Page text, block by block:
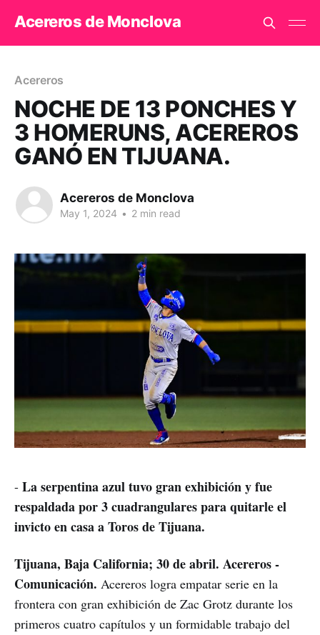
Acereros de Monclova
Acereros
NOCHE DE 13 PONCHES Y
3 HOMERUNS, ACEREROS
GANÓ EN TIJUANA.
Acereros de Monclova
May 1, 2024 • 2 min read
- La serpentina azul tuvo gran exhibición y fue
respaldada por 3 cuadrangulares para quitarle el
invicto en casa a Toros de Tijuana.
Tijuana, Baja California; 30 de abril. Acereros -
Comunicación. Acereros logra empatar serie en la
frontera con gran exhibición de Zac Grotz durante los
primeros cuatro capítulos y un formidable trabajo del